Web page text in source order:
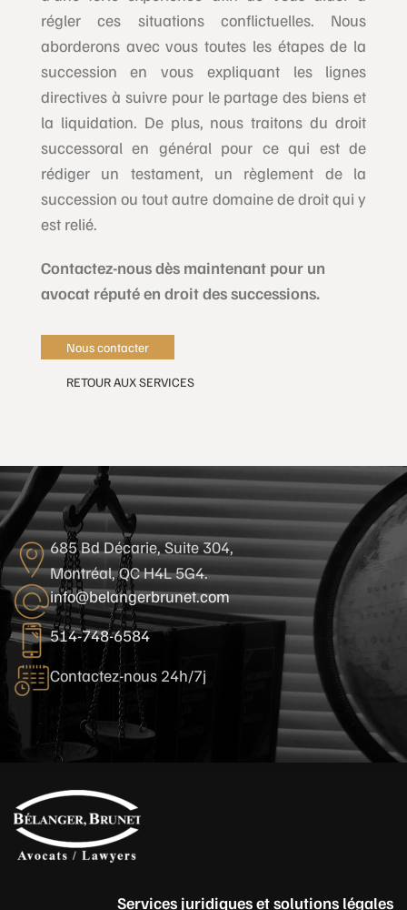
régler ces situations conflictuelles. Nous
aborderons avec vous toutes les étapes de la
succession en vous expliquant les lignes
directives à suivre pour le partage des biens et
la liquidation. De plus, nous traitons du droit
successoral en général pour ce qui est de
rédiger un testament, un règlement de la
succession ou tout autre domaine de droit qui y
est relié.
Contactez-nous dès maintenant pour un
avocat réputé en droit des successions.
Nous contacter
RETOUR AUX SERVICES
685 Bd Décarie, Suite 304,
Montréal, QC H4L 5G4.
info@belangerbrunet.com
514-748-6584
Contactez-nous 24h/7j
Services juridiques et solutions légales